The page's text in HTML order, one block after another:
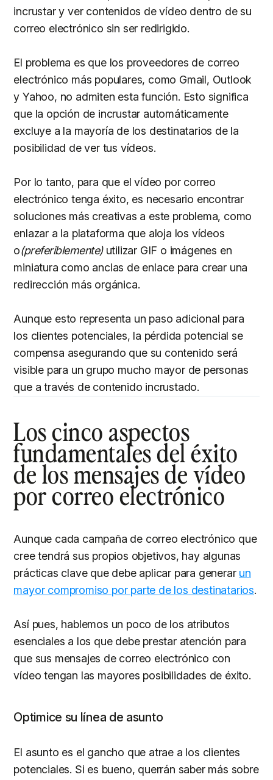
incrustar y ver contenidos de vídeo dentro de su
correo electrónico sin ser redirigido.
El problema es que los proveedores de correo
electrónico más populares, como Gmail, Outlook
y Yahoo, no admiten esta función. Esto significa
que la opción de incrustar automáticamente
excluye a la mayoría de los destinatarios de la
posibilidad de ver tus vídeos.
Por lo tanto, para que el vídeo por correo
electrónico tenga éxito, es necesario encontrar
soluciones más creativas a este problema, como
enlazar a la plataforma que aloja los vídeos
o(preferiblemente)utilizar GIF o imágenes en
miniatura como anclas de enlace para crear una
redirección más orgánica.
Aunque esto representa un paso adicional para
los clientes potenciales, la pérdida potencial se
compensa asegurando que su contenido será
visible para un grupo mucho mayor de personas
que a través de contenido incrustado.
Los cinco aspectos
fundamentales del éxito
de los mensajes de vídeo
por correo electrónico
Aunque cada campaña de correo electrónico que
cree tendrá sus propios objetivos, hay algunas
prácticas clave que debe aplicar para generar un
mayor compromiso por parte de los destinatarios.
Así pues, hablemos un poco de los atributos
esenciales a los que debe prestar atención para
que sus mensajes de correo electrónico con
vídeo tengan las mayores posibilidades de éxito.
Optimice su línea de asunto
El asunto es el gancho que atrae a los clientes
potenciales. Si es bueno, querrán saber más sobre